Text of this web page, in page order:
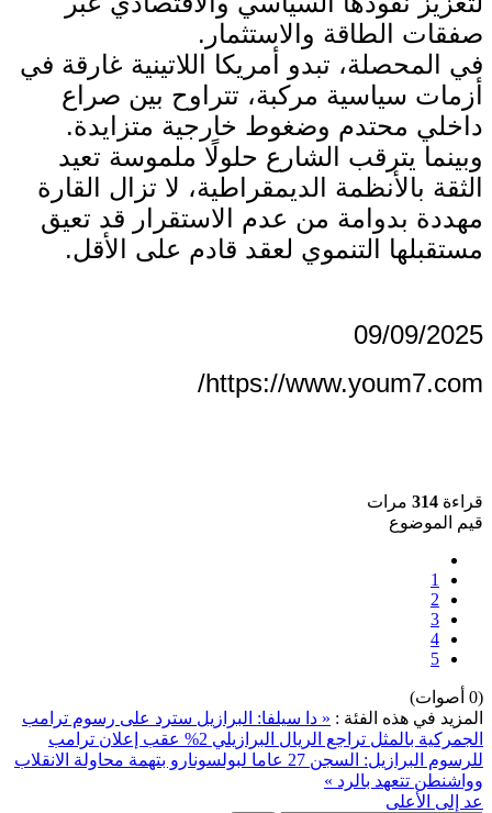
صفقات الطاقة والاستثمار.
في المحصلة، تبدو أمريكا اللاتينية غارقة في
أزمات سياسية مركبة، تتراوح بين صراع
داخلي محتدم وضغوط خارجية متزايدة.
وبينما يترقب الشارع حلولًا ملموسة تعيد
الثقة بالأنظمة الديمقراطية، لا تزال القارة
مهددة بدوامة من عدم الاستقرار قد تعيق
مستقبلها التنموي لعقد قادم على الأقل.
09/09/2025
https://www.youm7.com/
قراءة 314 مرات
قيم الموضوع
1
2
3
4
5
(0 أصوات)
المزيد في هذه الفئة : « دا سيلفا: البرازيل سترد على رسوم ترامب
الجمركية بالمثل تراجع الريال البرازيلي 2% عقب إعلان ترامب
للرسوم
البرازيل: السجن 27 عاما لبولسونارو بتهمة محاولة الانقلاب
وواشنطن تتعهد بالرد »
عد إلى الأعلى